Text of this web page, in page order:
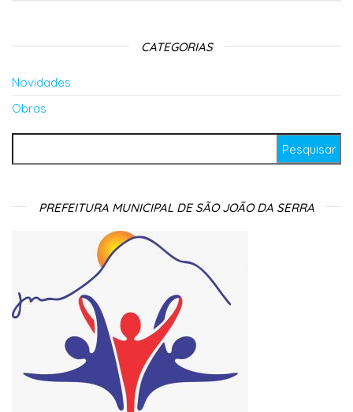
CATEGORIAS
Novidades
Obras
PREFEITURA MUNICIPAL DE SÃO JOÃO DA SERRA